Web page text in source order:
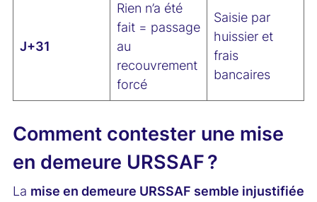
J+31
Rien n’a été
fait = passage
au
recouvrement
forcé
Saisie par
huissier et
frais
bancaires
Comment contester une mise
en demeure URSSAF ?
La mise en demeure URSSAF semble injustifiée